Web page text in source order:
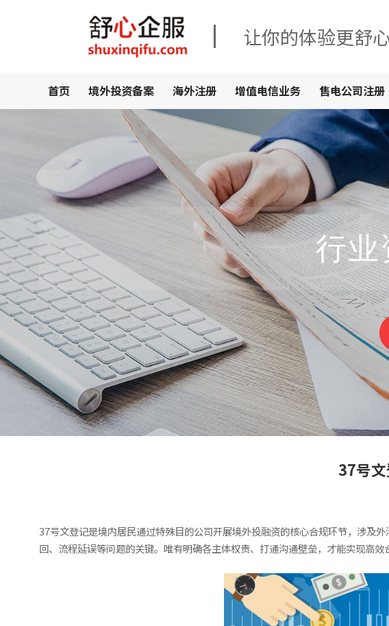
让你的体验更舒
首页 境外投资备案 海外注册 增值电信业务 售电公司注册
行业
37号
37号文登记是境内居民通过特殊目的公司开展境外投融资的核心合规环节，涉及
回、流程延误等问题的关键。唯有明确各主体权责、打通沟通壁垒，才能实现高效